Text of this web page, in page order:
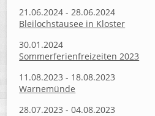
21.06.2024 - 28.06.2024
Bleilochstausee in Kloster
30.01.2024
Sommerferienfreizeiten 2023
11.08.2023 - 18.08.2023
Warnemünde
28.07.2023 - 04.08.2023